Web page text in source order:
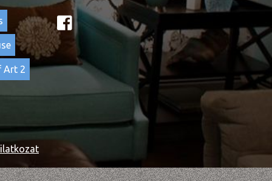
Art 2